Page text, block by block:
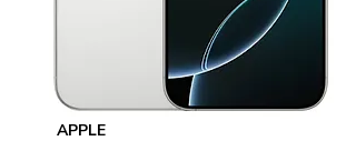
APPLE